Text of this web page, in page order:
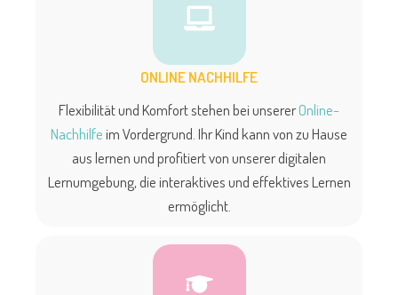
ONLINE NACHHILFE
Flexibilität und Komfort stehen bei unsererOnline-
Nachhilfeim Vordergrund. Ihr Kind kann von zu Hause
aus lernen und profitiert von unserer digitalen
Lernumgebung, die interaktives und effektives Lernen
ermöglicht.